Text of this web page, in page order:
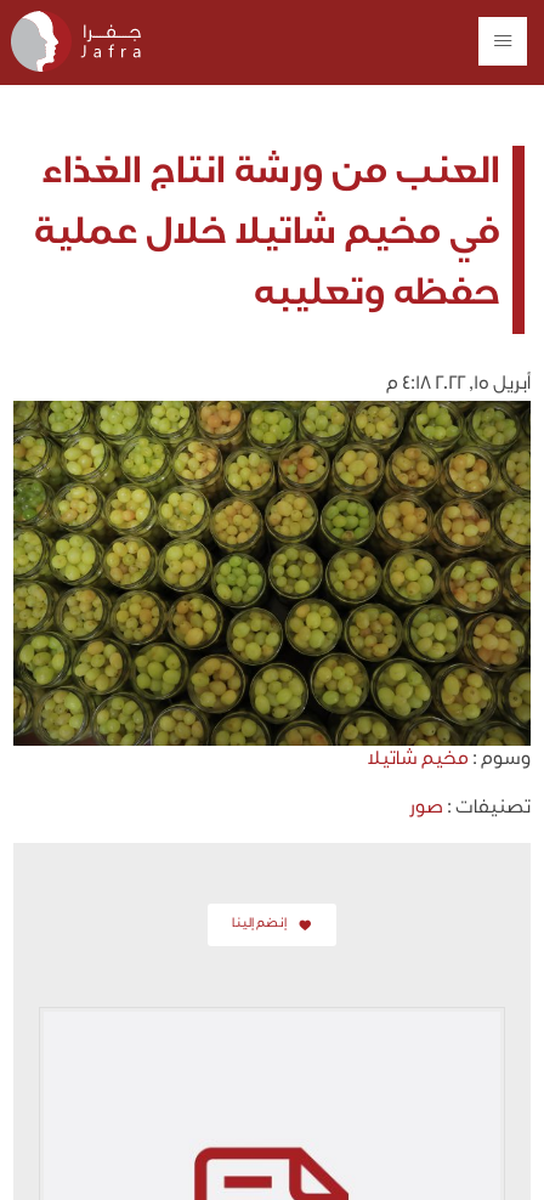
العنب من ورشة انتاج الغذاء
في مخيم شاتيلا خلال عملية
حفظه وتعليبه
أبريل 15, 2022 4:18 م
وسوم : مخيم شاتيلا
تصنيفات : صور
إنضم إلينا